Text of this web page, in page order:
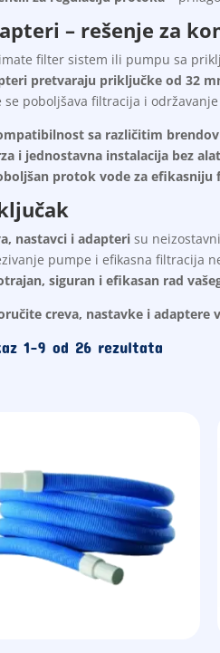
– rešenje za
filter sistem ili pumpu sa
pretvaraju priključke od 32
se poboljšava filtracija i
sa različitim
i jednostavna instalacija bez
protok vode za efikasniju
nastavci i adapterisu
pumpe i efikasna filtracija
siguran i efikasan rad
creva, nastavke i adaptere
1–9 od 26 rezultata